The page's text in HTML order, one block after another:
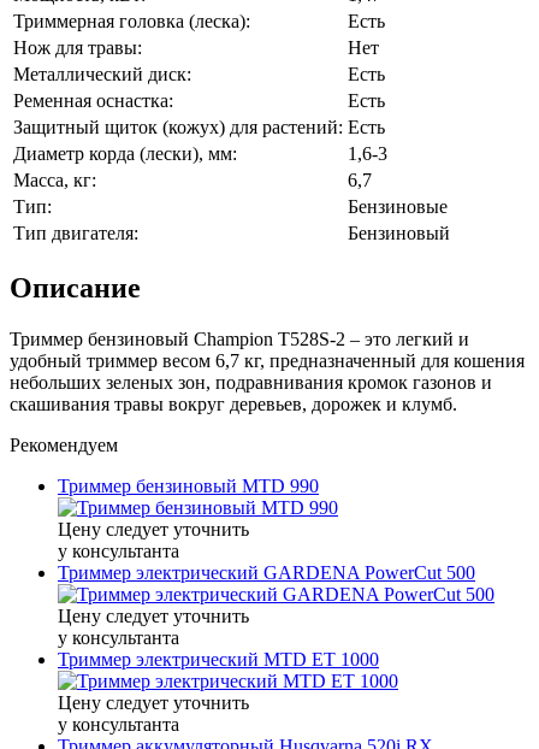
Триммерная головка (леска):
Есть
Нож для травы:
Нет
Металлический диск:
Есть
Ременная оснастка:
Есть
Защитный щиток (кожух) для растений: Есть
Диаметр корда (лески), мм:
1,6-3
Масса, кг:
6,7
Тип:
Бензиновые
Тип двигателя:
Бензиновый
Описание
Триммер бензиновый Champion T528S-2 – это легкий и
удобный триммер весом 6,7 кг, предназначенный для кошения
небольших зеленых зон, подравнивания кромок газонов и
скашивания травы вокруг деревьев, дорожек и клумб.
Рекомендуем
Триммер бензиновый MTD 990
Цену следует уточнить
у консультанта
Триммер электрический GARDENA PowerCut 500
Цену следует уточнить
у консультанта
Триммер электрический MTD ET 1000
Цену следует уточнить
у консультанта